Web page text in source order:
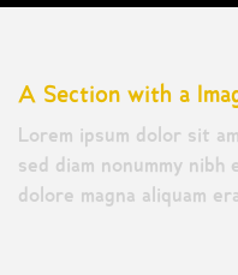
A Section with a
Lorem ipsum dolor sit
sed diam nonummy
dolore magna aliquam